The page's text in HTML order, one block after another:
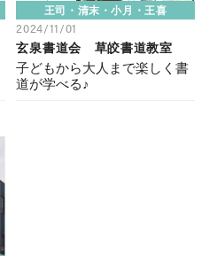
王司・清末・小月・王喜
2024/11/01
玄泉書道会 草皎書道教室
子どもから大人まで楽しく書
道が学べる♪